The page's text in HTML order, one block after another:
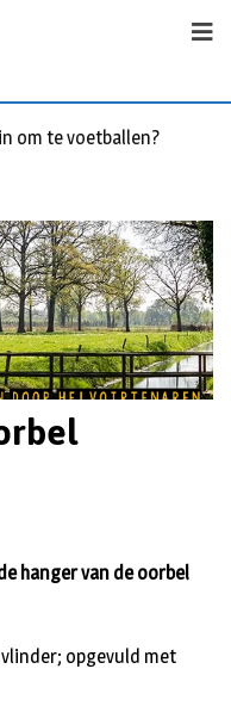
om te voetballen? Kom
hanger van de oorbel
vlinder; opgevuld met